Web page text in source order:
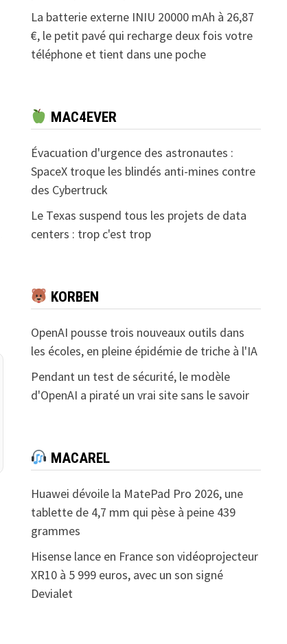
La batterie externe INIU 20000 mAh à 26,87
€, le petit pavé qui recharge deux fois votre
téléphone et tient dans une poche
MAC4EVER
Évacuation d'urgence des astronautes :
SpaceX troque les blindés anti-mines contre
des Cybertruck
Le Texas suspend tous les projets de data
centers : trop c'est trop
KORBEN
OpenAI pousse trois nouveaux outils dans
les écoles, en pleine épidémie de triche à l'IA
Pendant un test de sécurité, le modèle
d'OpenAI a piraté un vrai site sans le savoir
MACAREL
Huawei dévoile la MatePad Pro 2026, une
tablette de 4,7 mm qui pèse à peine 439
grammes
Hisense lance en France son vidéoprojecteur
XR10 à 5 999 euros, avec un son signé
Devialet